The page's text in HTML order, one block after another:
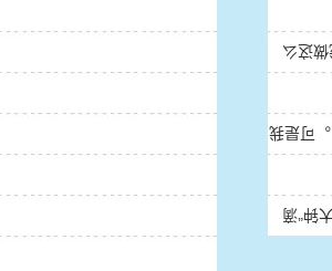
一只
一只大
“天哪